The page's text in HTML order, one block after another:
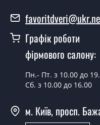
У вас є в
Так, ми маємо великий
дверей.
Яка вартість
Від 5200 грн.
Графік роботи
фірмового салону:
Пн.- Пт. з 10.00 до
Сб. з 10.00 до 16.00
м. Київ, просп.